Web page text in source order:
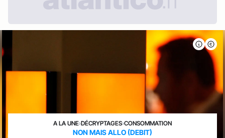
A LA UNE›DÉCRYPTAGES›CONSOMMATION
NON MAIS ALLO (DEBIT)